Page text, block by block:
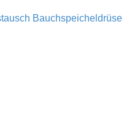
Bauchspeicheldrüse